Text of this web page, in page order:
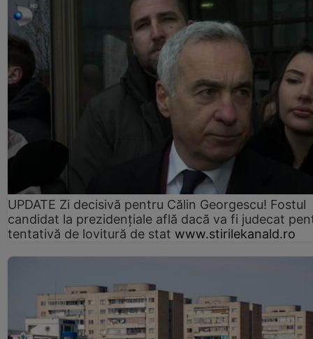
UPDATE Zi decisivă pentru Călin Georgescu! Fostul
candidat la prezidențiale află dacă va fi judecat
tentativă de lovitură de stat www.stirilekanald.ro